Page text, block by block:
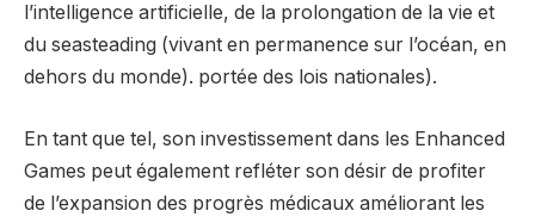
l’intelligence artificielle, de la prolongation de la vie et
du seasteading (vivant en permanence sur l’océan, en
dehors du monde). portée des lois nationales).
En tant que tel, son investissement dans les Enhanced
Games peut également refléter son désir de profiter
de l’expansion des progrès médicaux améliorant les